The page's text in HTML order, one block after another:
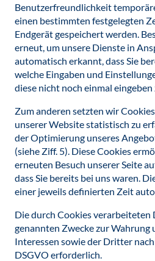
Benutzerfreundlichkeit
einen bestimmten festgelegten
Endgerät gespeichert werden.
erneut, um unsere Dienste in
automatisch erkannt, dass Sie
welche Eingaben und
diese nicht noch einmal eingeben
Zum anderen setzten wir
unserer Website statistisch zu
der Optimierung unseres
(siehe Ziff. 5). Diese Cookies
erneuten Besuch unserer Seite
dass Sie bereits bei uns waren.
einer jeweils definierten Zeit
Die durch Cookies verarbeiteten
genannten Zwecke zur Wahrung
Interessen sowie der Dritter nach
DSGVO erforderlich.